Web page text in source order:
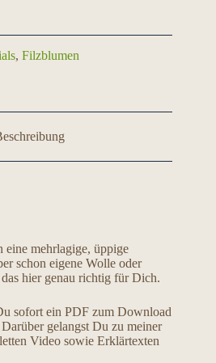
, Filzblumen
eine mehrlagige, üppige
schon eigene Wolle oder
hier genau richtig für Dich.
sofort ein PDF zum Download
gelangst Du zu meiner
Video sowie Erklärtexten